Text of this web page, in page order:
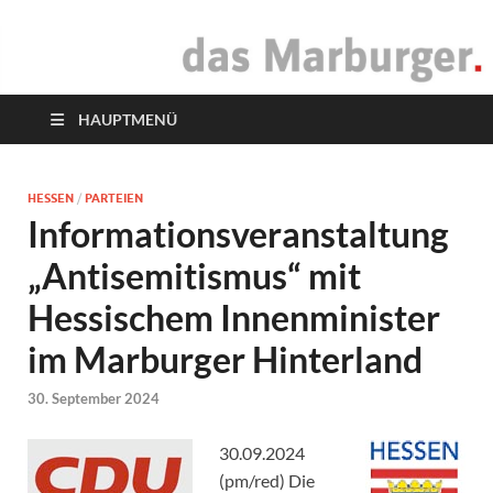
das Marburger.
HAUPTMENÜ
HESSEN / PARTEIEN
Informationsveranstaltung
„Antisemitismus“ mit
Hessischem Innenminister
im Marburger Hinterland
30. September 2024
30.09.2024
(pm/red) Die